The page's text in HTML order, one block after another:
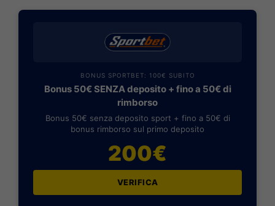
BONUS SPORTBET: 100€ SUBITO
Bonus 50€ SENZA deposito + fino a 50€ di
rimborso
Bonus 50€ senza deposito sport + fino a 50€ di
bonus rimborso sul primo deposito
200€
VERIFICA